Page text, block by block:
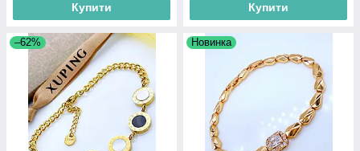
Купити Купити
–62% Новинка